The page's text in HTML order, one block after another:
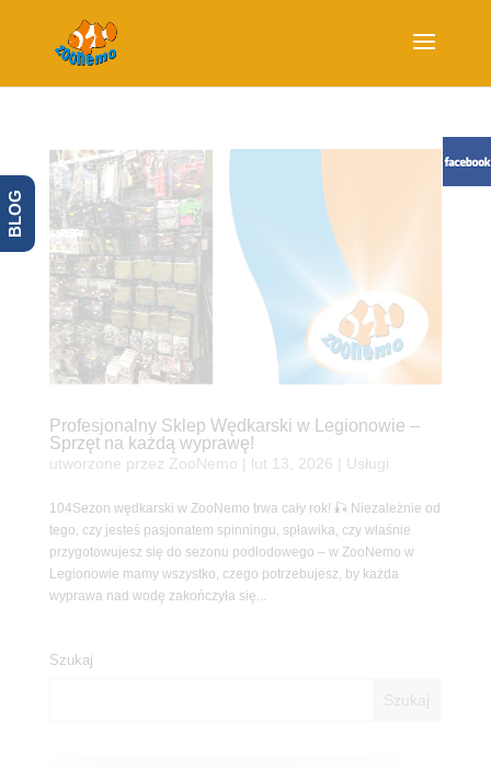
Profesjonalny Sklep Wędkarski w Legionowie –
Sprzęt na każdą wyprawę!
utworzone przez ZooNemo lut 13, 2026 Usługi
104Sezon wędkarski w ZooNemo trwa cały rok! 🎣 Niezależnie od
tego, czy jesteś pasjonatem spinningu, spławika, czy właśnie
przygotowujesz się do sezonu podlodowego – w ZooNemo w
Legionowie mamy wszystko, czego potrzebujesz, by każda
wyprawa nad wodę zakończyła się...
Szukaj
BLOG